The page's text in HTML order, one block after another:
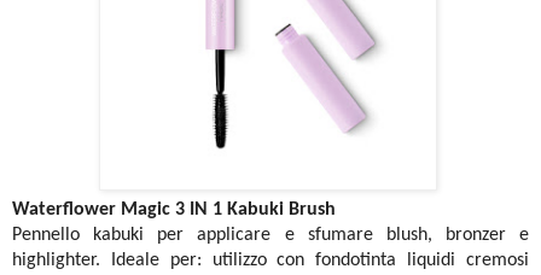
Waterflower Magic 3 IN 1 Kabuki Brush
Pennello kabuki per applicare e sfumare blush, bronzer e
highlighter. Ideale per: utilizzo con fondotinta liquidi cremosi